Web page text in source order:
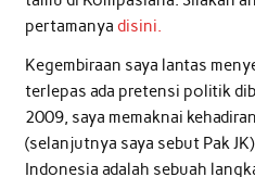
pertamanya disini.
Kegembiraan saya lantas
terlepas ada pretensi politik
2009, saya memaknai
(selanjutnya saya sebut Pak
Indonesia adalah sebuah